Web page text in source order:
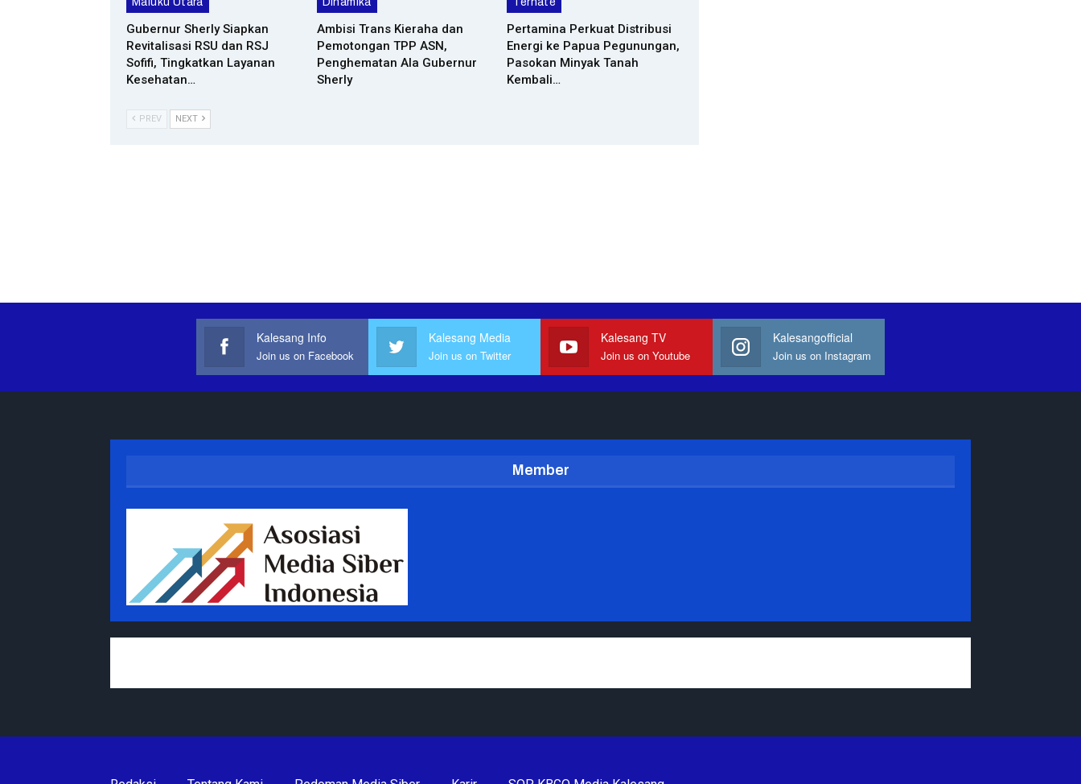
Gubernur Sherly Siapkan
Revitalisasi RSU dan RSJ
Sofifi, Tingkatkan Layanan
Kesehatan…
Ambisi Trans Kieraha dan
Pemotongan TPP ASN,
Penghematan Ala Gubernur
Sherly
Pertamina Perkuat Distribusi
Energi ke Papua Pegunungan,
Pasokan Minyak Tanah
Kembali…
PREV NEXT
Kalesang Info
Join us on Facebook
Kalesang Media
Join us on Twitter
Kalesang TV
Join us on Youtube
Kalesangofficial
Join us on Instagram
Member